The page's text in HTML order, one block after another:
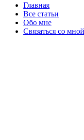
Главная
Все статьи
Обо мне
Связаться со мной